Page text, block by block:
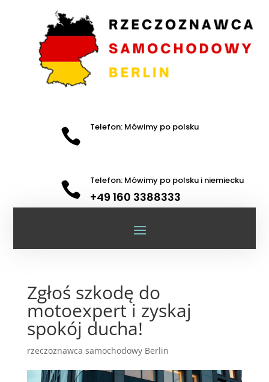
 Telefon: Mówimy po polsku
 Telefon: Mówimy po polsku i niemiecku
+49 160 3388333
Zgłoś szkodę do
motoexpert i zyskaj
spokój ducha!
rzeczoznawca samochodowy Berlin